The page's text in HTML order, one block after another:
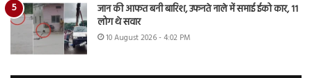
जान की आफत बनी बारिश, उफनते नाले में समाई ईको कार, 11
लोग थे सवार
10 August 2026 - 4:02 PM